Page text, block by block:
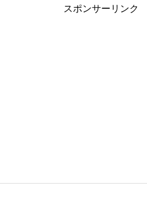
スポンサーリンク